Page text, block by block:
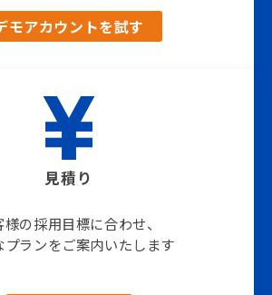
モアカウントを試す
見積り
様の採用目標に合わせ、
プランをご案内いたします